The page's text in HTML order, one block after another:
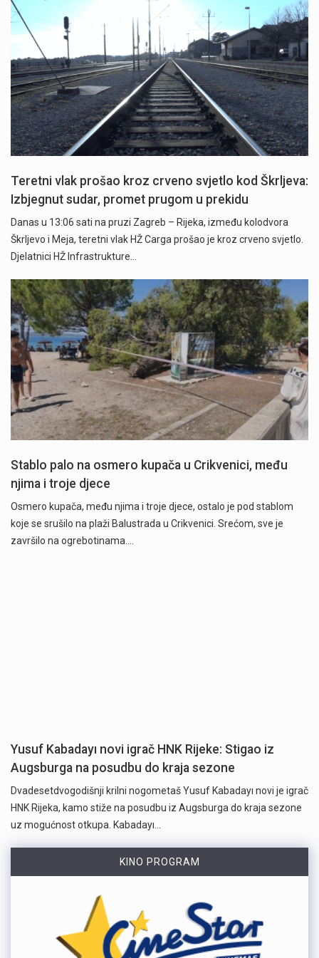
Teretni vlak prošao kroz crveno svjetlo kod Škrljeva:
Izbjegnut sudar, promet prugom u prekidu
Danas u 13:06 sati na pruzi Zagreb – Rijeka, između kolodvora
Škrljevo i Meja, teretni vlak HŽ Carga prošao je kroz crveno svjetlo.
Djelatnici HŽ Infrastrukture…
Stablo palo na osmero kupača u Crikvenici, među
njima i troje djece
Osmero kupača, među njima i troje djece, ostalo je pod stablom
koje se srušilo na plaži Balustrada u Crikvenici. Srećom, sve je
završilo na ogrebotinama.…
Yusuf Kabadayı novi igrač HNK Rijeke: Stigao iz
Augsburga na posudbu do kraja sezone
Dvadesetdvogodišnji krilni nogometaš Yusuf Kabadayı novi je igrač
HNK Rijeka, kamo stiže na posudbu iz Augsburga do kraja sezone
uz mogućnost otkupa. Kabadayı…
KINO PROGRAM